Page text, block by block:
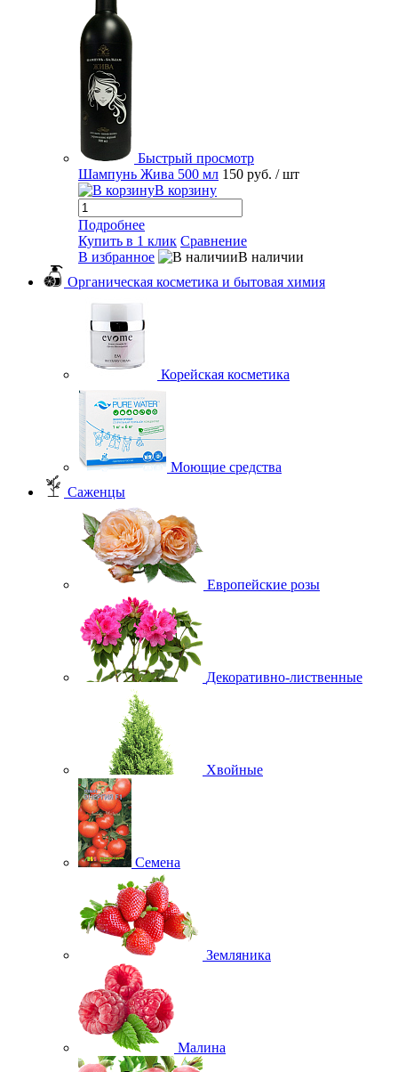
Быстрый просмотр
Шампунь Жива 500 мл 150 руб. / шт
В корзину
Подробнее
Купить в 1 клик Сравнение
В избранное
В наличии
Органическая косметика и бытовая химия
Корейская косметика
Моющие средства
Саженцы
Европейские розы
Декоративно-лиственные
Хвойные
Семена
Земляника
Малина